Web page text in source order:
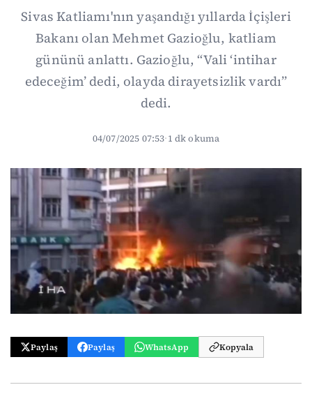
Sivas Katliamı'nın yaşandığı yıllarda İçişleri
Bakanı olan Mehmet Gazioğlu, katliam
gününü anlattı. Gazioğlu, “Vali ‘intihar
edeceğim’ dedi, olayda dirayetsizlik vardı”
dedi.
04/07/2025 07:53·1 dk okuma
Paylaş Paylaş WhatsApp Kopyala